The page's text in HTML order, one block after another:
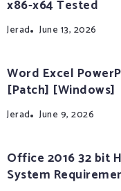
x86-x64 Tested
Jerad June 13, 2026
Word Excel
[Patch] [Windows]
Jerad June 9, 2026
Office 2016 32 bit
System